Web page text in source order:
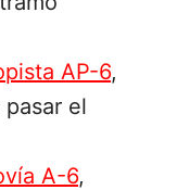
AP-6,
el
A-6,